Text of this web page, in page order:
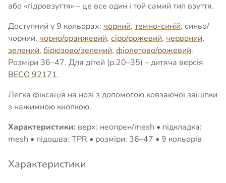
або «гідровзуття» – це все один і той самий тип взуття.
Доступний у 9 кольорах: чорний, темно-синій, синьо/
чорний, чорно/оранжевий, сіро/рожевий, червоний,
зелений, бірюзово/зелений, фіолетово/рожевий.
Розміри 36–47. Для дітей (р.20–35) – дитяча версія
BECO 92171.
Легка фіксація на нозі з допомогою ковзаючої защіпки
з нажимною кнопкою.
Характеристики: верх: неопрен/mesh • підкладка:
mesh • підошва: TPR • розміри: 36–47 • 9 кольорів
Характеристики